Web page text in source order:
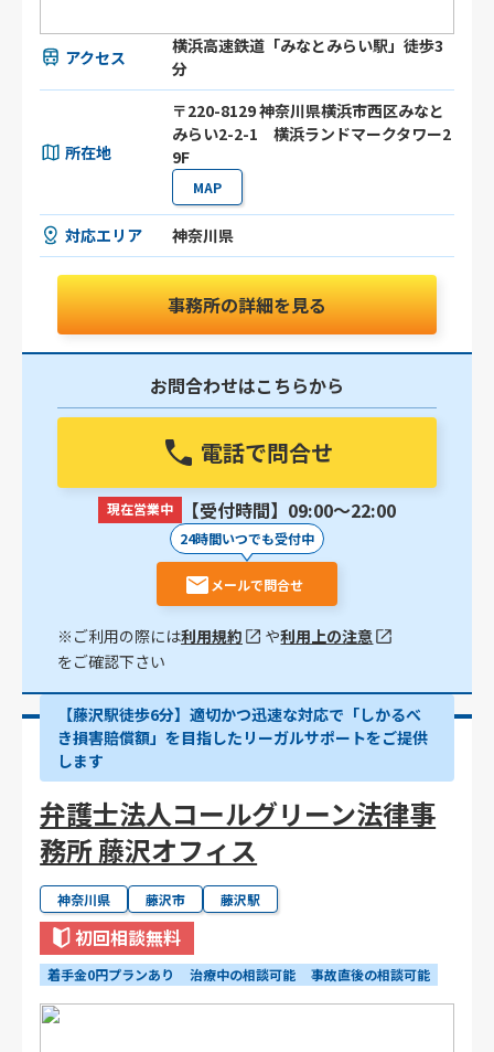
アクセス
横浜高速鉄道「みなとみらい駅」徒歩3
分
所在地
〒220-8129 神奈川県横浜市西区みなと
みらい2-2-1 横浜ランドマークタワー2
9F
MAP
対応エリア 神奈川県
事務所の詳細を見る
お問合わせはこちらから
電話で問合せ
現在営業中 【受付時間】09:00〜22:00
24時間いつでも受付中
メールで問合せ
※ご利用の際には利用規約 や利用上の注意
をご確認下さい
【藤沢駅徒歩6分】適切かつ迅速な対応で「しかるべ
き損害賠償額」を目指したリーガルサポートをご提供
します
弁護士法人コールグリーン法律事
務所 藤沢オフィス
神奈川県 藤沢市 藤沢駅
初回相談無料
着手金0円プランあり 治療中の相談可能 事故直後の相談可能